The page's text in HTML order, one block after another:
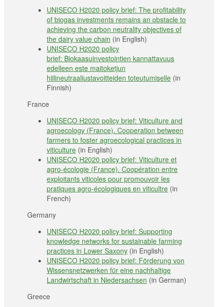
UNISECO H2020 policy brief: The profitability
of biogas investments remains an obstacle to
achieving the carbon neutrality objectives of
the dairy value chain (in English)
UNISECO H2020 policy
brief: Biokaasuinvestointien kannattavuus
edelleen este maitoketjun
hiilineutraaliustavoitteiden toteutumiselle (in
Finnish)
France
UNISECO H2020 policy brief: Viticulture and
agroecology (France). Cooperation between
farmers to foster agroecological practices in
viticulture (in English)
UNISECO H2020 policy brief: Viticulture et
agro-écologie (France). Coopération entre
exploitants viticoles pour promouvoir les
pratiques agro-écologiques en viticultre (in
French)
Germany
UNISECO H2020 policy brief: Supporting
knowledge networks for sustainable farming
practices in Lower Saxony (in English)
UNISECO H2020 policy brief: Förderung von
Wissensnetzwerken für eine nachhaltige
Landwirtschaft in Niedersachsen (in German)
Greece